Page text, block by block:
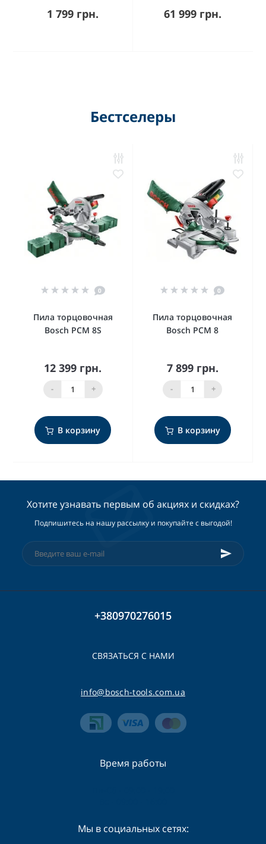
1 799 грн. 61 999 грн.
Бестселеры
0
Пила торцовочная
Bosch PCM 8S
12 399 грн.
- +
В корзину
0
Пила торцовочная
Bosch PCM 8
7 899 грн.
- +
В корзину
Хотите узнавать первым об акциях и скидках?
Подпишитесь на нашу рассылку и покупайте с выгодой!
+380970276015
СВЯЗАТЬСЯ С НАМИ
info@bosch-tools.com.ua
Время работы
Мы в социальных сетях: